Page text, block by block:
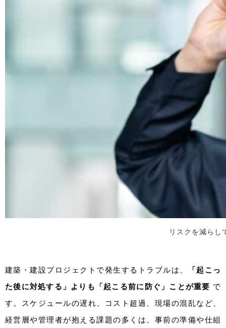
リスクを減らし
建築・建設プロジェクトで発生するトラブルは、
「起こっ
た後に対処する」よりも「起こる前に防ぐ」ことが重要 で
す。スケジュールの遅れ、コスト超過、現場の混乱など、
経営層や管理者が抱える課題の多くは、事前の準備や仕組